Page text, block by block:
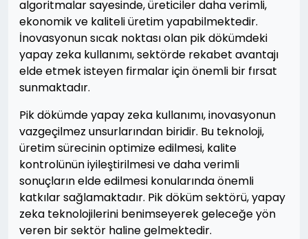
algoritmalar sayesinde, üreticiler daha verimli,
ekonomik ve kaliteli üretim yapabilmektedir.
İnovasyonun sıcak noktası olan pik dökümdeki
yapay zeka kullanımı, sektörde rekabet avantajı
elde etmek isteyen firmalar için önemli bir fırsat
sunmaktadır.
Pik dökümde yapay zeka kullanımı, inovasyonun
vazgeçilmez unsurlarından biridir. Bu teknoloji,
üretim sürecinin optimize edilmesi, kalite
kontrolünün iyileştirilmesi ve daha verimli
sonuçların elde edilmesi konularında önemli
katkılar sağlamaktadır. Pik döküm sektörü, yapay
zeka teknolojilerini benimseyerek geleceğe yön
veren bir sektör haline gelmektedir.